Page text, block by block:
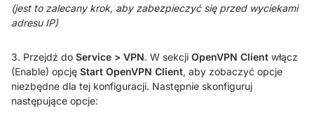
(jest to zalecany krok, aby zabezpieczyć się przed wyciekami
adresu IP)
3. Przejdź do Service > VPN. W sekcji OpenVPN Client włącz
(Enable) opcję Start OpenVPN Client, aby zobaczyć opcje
niezbędne dla tej konfiguracji. Następnie skonfiguruj
następujące opcje: